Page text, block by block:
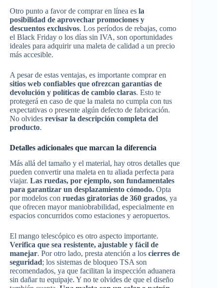
Otro punto a favor de comprar en línea es la
posibilidad de aprovechar promociones y
descuentos exclusivos. Los períodos de rebajas, como
el Black Friday o los días sin IVA, son oportunidades
ideales para adquirir una maleta de calidad a un precio
más accesible.
A pesar de estas ventajas, es importante comprar en
sitios web confiables que ofrezcan garantías de
devolución y políticas de cambio claras. Esto te
protegerá en caso de que la maleta no cumpla con tus
expectativas o presente algún defecto de fabricación.
No olvides revisar la descripción completa del
producto.
Detalles adicionales que marcan la diferencia
Más allá del tamaño y el material, hay otros detalles que
pueden convertir una maleta en tu aliada perfecta para
viajar. Las ruedas, por ejemplo, son fundamentales
para garantizar un desplazamiento cómodo. Opta
por modelos con ruedas giratorias de 360 grados, ya
que ofrecen mayor maniobrabilidad, especialmente en
espacios concurridos como estaciones y aeropuertos.
El mango telescópico es otro aspecto importante.
Verifica que sea resistente, ajustable y fácil de
manejar. Por otro lado, presta atención a los cierres de
seguridad; los sistemas de bloqueo TSA son
recomendados, ya que facilitan la inspección aduanera
sin dañar tu equipaje. Y no te olvides de que el diseño